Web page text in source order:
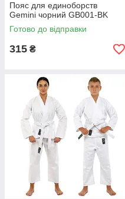
Пояс для единоборств
Gemini чорний GB001-BK
Готово до відправки
315 ₴